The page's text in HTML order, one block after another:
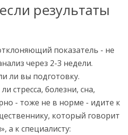
результаты
показатель - не
через 2-3 недели.
ли вы подготовку.
стресса, болезни, сна,
- тоже не в норме - идите к
который говорит
а к специалисту: